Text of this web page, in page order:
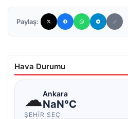
Paylaş:
Hava Durumu
☁Ankara
NaN°C
ŞEHIR SEÇ